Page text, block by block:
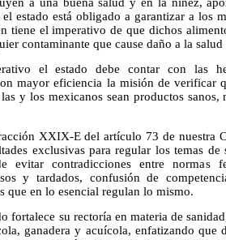
estado está obligado a garantizar a los
tiene el imperativo de que dichos
contaminante que cause daño a la salud
el estado debe contar con las
mayor eficiencia la misión de verificar
y los mexicanos sean productos
XXIX-E del artículo 73 de nuestra
exclusivas para regular los temas
contradicciones entre normas
y tardados, confusión de
que en lo esencial regulan lo mismo.
fortalece su rectoría en materia de
ganadera y acuícola, enfatizando que